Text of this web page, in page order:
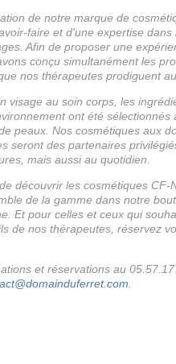
de notre marque de
faire et d'une expertise
Afin de proposer une
conçu simultanément les
nos thérapeutes prodiguent
visage au soin corps, les
ont été sélectionnés
peaux. Nos cosmétiques aux
seront des partenaires
mais aussi au quotidien.
découvrir les cosmétiques CF-
de la gamme dans notre
Et pour celles et ceux qui
de nos thérapeutes, réservez
et réservations au